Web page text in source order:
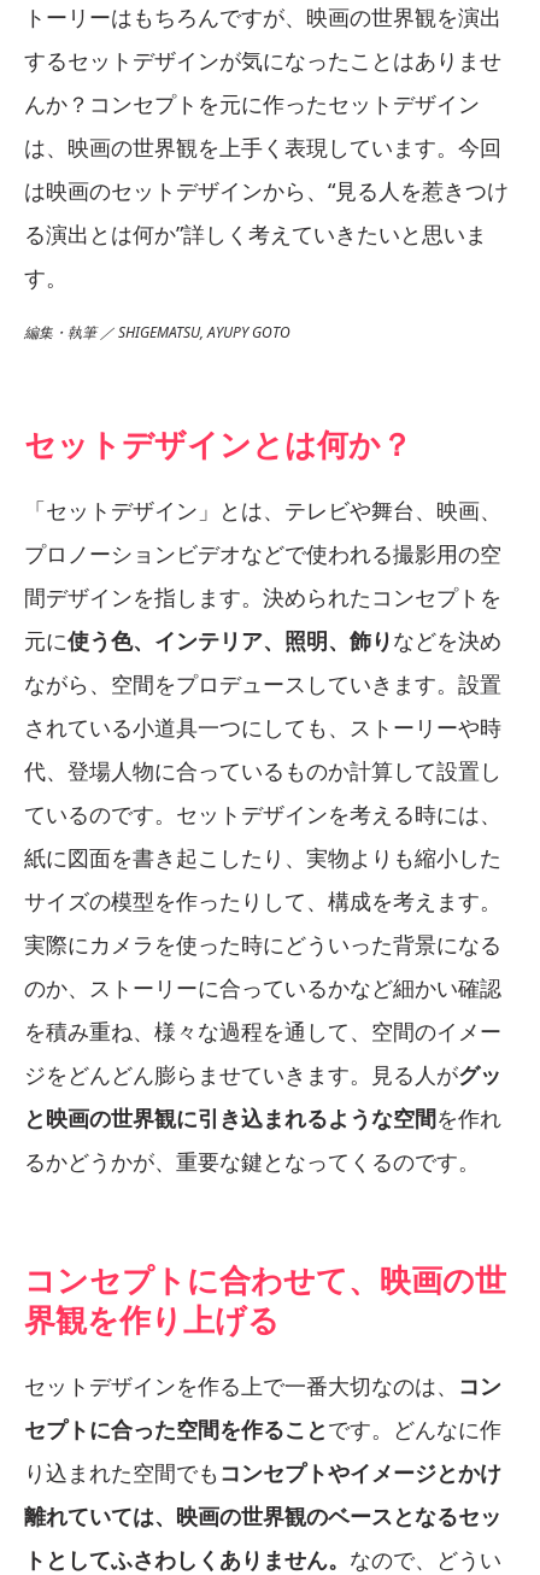
トーリーはもちろんですが、映画の世界観を演出
するセットデザインが気になったことはありませ
んか？コンセプトを元に作ったセットデザイン
は、映画の世界観を上手く表現しています。今回
は映画のセットデザインから、“見る人を惹きつけ
る演出とは何か”詳しく考えていきたいと思いま
す。
編集・執筆 ／ SHIGEMATSU, AYUPY GOTO
セットデザインとは何か？
「セットデザイン」とは、テレビや舞台、映画、
プロノーションビデオなどで使われる撮影用の空
間デザインを指します。決められたコンセプトを
元に使う色、インテリア、照明、飾りなどを決め
ながら、空間をプロデュースしていきます。設置
されている小道具一つにしても、ストーリーや時
代、登場人物に合っているものか計算して設置し
ているのです。セットデザインを考える時には、
紙に図面を書き起こしたり、実物よりも縮小した
サイズの模型を作ったりして、構成を考えます。
実際にカメラを使った時にどういった背景になる
のか、ストーリーに合っているかなど細かい確認
を積み重ね、様々な過程を通して、空間のイメー
ジをどんどん膨らませていきます。見る人がグッ
と映画の世界観に引き込まれるような空間を作れ
るかどうかが、重要な鍵となってくるのです。
コンセプトに合わせて、映画の世
界観を作り上げる
セットデザインを作る上で一番大切なのは、 コン
セプトに合った空間を作ることです。どんなに作
り込まれた空間でも コンセプトやイメージとかけ
離れていては、映画の世界観のベースとなるセッ
トとしてふさわしくありません。 なので、どうい